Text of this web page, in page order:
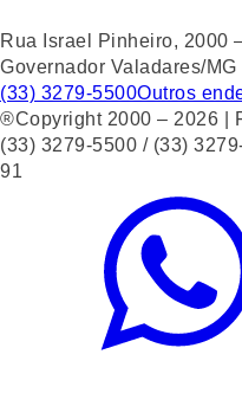
Rua Israel Pinheiro, 2000
Governador Valadares/MG
(33) 3279-5500Outros
®Copyright 2000 – 2026 |
(33) 3279-5500 / (33)
91